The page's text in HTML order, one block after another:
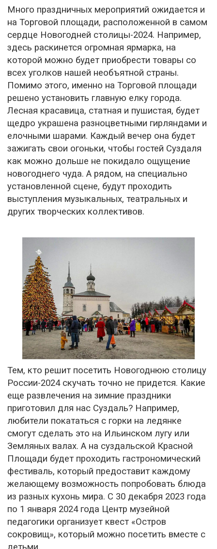
Много праздничных мероприятий ожидается и
на Торговой площади, расположенной в самом
сердце Новогодней столицы-2024. Например,
здесь раскинется огромная ярмарка, на
которой можно будет приобрести товары со
всех уголков нашей необъятной страны.
Помимо этого, именно на Торговой площади
решено установить главную елку города.
Лесная красавица, статная и пушистая, будет
щедро украшена разноцветными гирляндами и
елочными шарами. Каждый вечер она будет
зажигать свои огоньки, чтобы гостей Суздаля
как можно дольше не покидало ощущение
новогоднего чуда. А рядом, на специально
установленной сцене, будут проходить
выступления музыкальных, театральных и
других творческих коллективов.
Тем, кто решит посетить Новогоднюю столицу
России-2024 скучать точно не придется. Какие
еще развлечения на зимние праздники
приготовил для нас Суздаль? Например,
любители покататься с горки на ледянке
смогут сделать это на Ильинском лугу или
Земляных валах. А на суздальской Красной
Площади будет проходить гастрономический
фестиваль, который предоставит каждому
желающему возможность попробовать блюда
из разных кухонь мира. С 30 декабря 2023 года
по 1 января 2024 года Центр музейной
педагогики организует квест «Остров
сокровищ», который можно посетить вместе с